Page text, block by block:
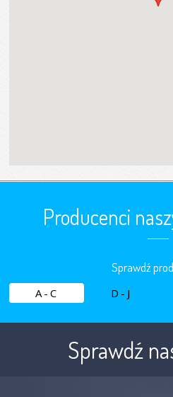
Producenci
Sprawdź
A-C D-J
Sprawdź